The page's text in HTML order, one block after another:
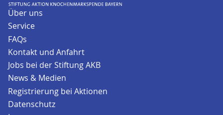
Über uns
Service
FAQs
Kontakt und Anfahrt
Jobs bei der Stiftung AKB
News & Medien
Registrierung bei Aktionen
Datenschutz